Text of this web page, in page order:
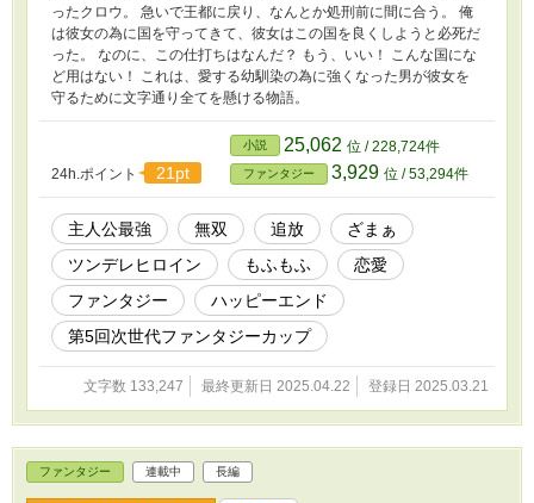
ったクロウ。 急いで王都に戻り、なんとか処刑前に間に合う。 俺
は彼女の為に国を守ってきて、彼女はこの国を良くしようと必死だ
った。 なのに、この仕打ちはなんだ？ もう、いい！ こんな国にな
ど用はない！ これは、愛する幼馴染の為に強くなった男が彼女を
守るために文字通り全てを懸ける物語。
24h.ポイント 21pt
小説 25,062 位 / 228,724件
ファンタジー 3,929 位 / 53,294件
主人公最強 無双 追放
ざまぁ
ツンデレヒロイン
もふもふ
恋愛
ファンタジー
ハッピーエンド
第5回次世代ファンタジーカップ
文字数 133,247 最終更新日 2025.04.22 登録日 2025.03.21
ファンタジー 連載中 長編